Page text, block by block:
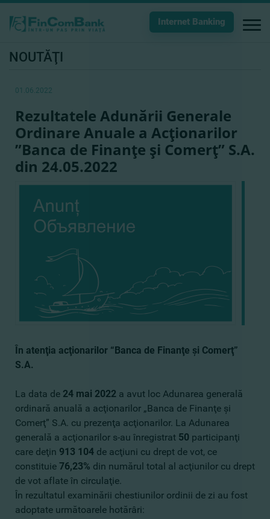
Internet Banking
NOUTĂŢI
01.06.2022
Rezultatele Adunării Generale
Ordinare Anuale a Acţionarilor
”Banca de Finanţe şi Comerţ” S.A.
din 24.05.2022
În atenţia acţionarilor “Banca de Finanţe şi Comerţ”
S.A.
La data de 24 mai 2022 a avut loc Adunarea generală
ordinară anuală a acţionarilor „Banca de Finanţe şi
Comerţ” S.A. cu prezenţa acţionarilor. La Adunarea
generală a acţionarilor s-au înregistrat 50 participanţi
care deţin 913 104 de acţiuni cu drept de vot, ce
constituie 76,23% din numărul total al acţiunilor cu drept
de vot aflate în circulaţie.
În rezultatul examinării chestiunilor ordinii de zi au fost
adoptate următoarele hotărâri: